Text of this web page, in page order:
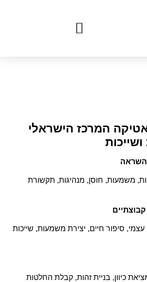
המרכז הישראלי
השראה
משמעות, חוסן, מנהיגות, תקשורת
סיפור חיים, יצירת משמעות, שייכות
כיוון, בניית זהות, קבלת החלטות